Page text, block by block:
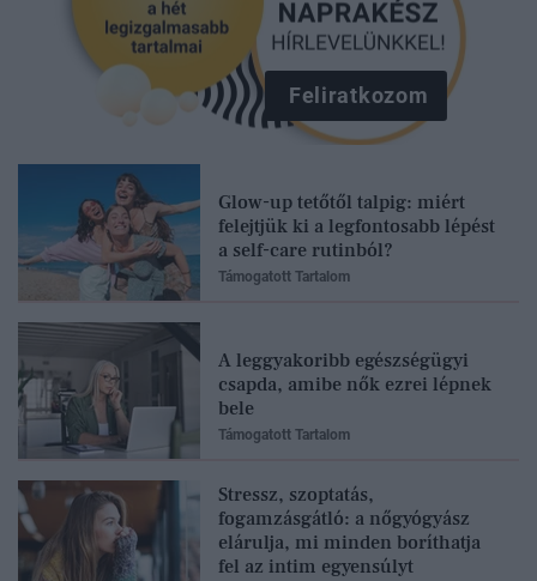
Feliratkozom
Glow-up tetőtől talpig: miért
felejtjük ki a legfontosabb lépést
a self-care rutinból?
Támogatott Tartalom
A leggyakoribb egészségügyi
csapda, amibe nők ezrei lépnek
bele
Támogatott Tartalom
Stressz, szoptatás,
fogamzásgátló: a nőgyógyász
elárulja, mi minden boríthatja
fel az intim egyensúlyt